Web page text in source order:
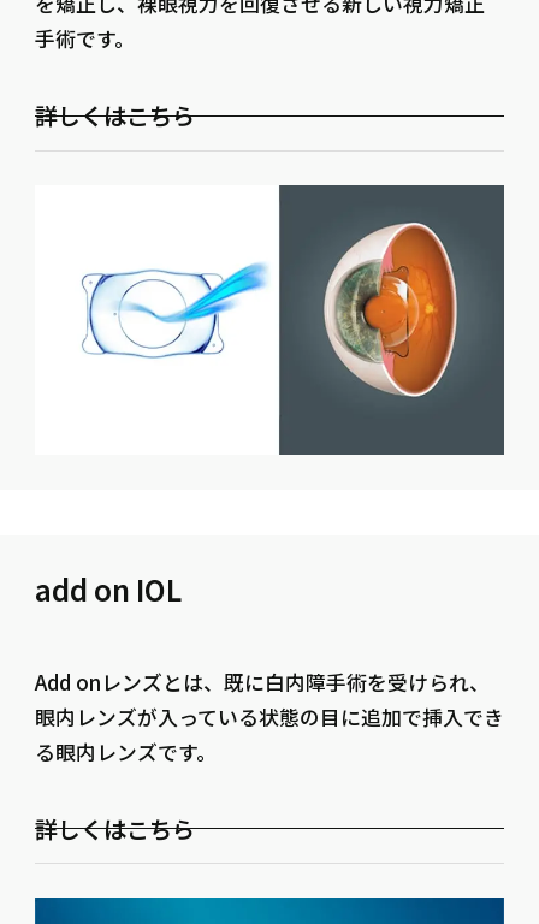
手術です。
詳しくはこちら
add on IOL
Add onレンズとは、既に白内障手術を受けられ、
眼内レンズが入っている状態の目に追加で挿入でき
る眼内レンズです。
詳しくはこちら